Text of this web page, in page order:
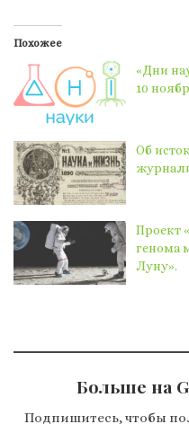
Похожее
«Дни
10
Об
Проект
генома
Луну».
Больше на
Подпишитесь, чтобы